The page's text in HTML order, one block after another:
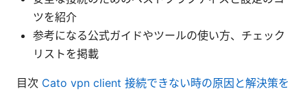
ツを紹介
参考になる公式ガイドやツールの使い方、チェック
リストを掲載
目次 Cato vpn client 接続できない時の原因と解決策を